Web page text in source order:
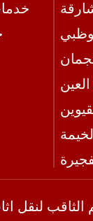
الثاقب لنقل